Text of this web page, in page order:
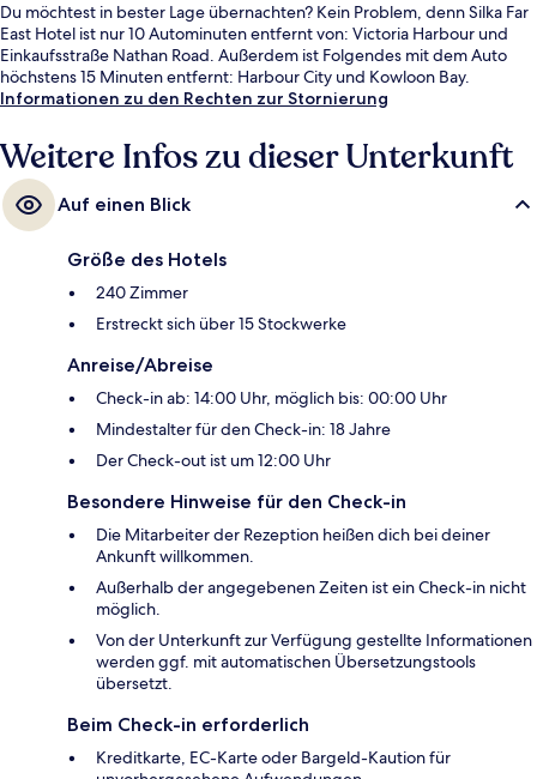
Du möchtest in bester Lage übernachten? Kein Problem, denn Silka Far
East Hotel ist nur 10 Autominuten entfernt von: Victoria Harbour und
Einkaufsstraße Nathan Road. Außerdem ist Folgendes mit dem Auto
höchstens 15 Minuten entfernt: Harbour City und Kowloon Bay.
Informationen zu den Rechten zur Stornierung
Weitere Infos zu dieser Unterkunft
Auf einen Blick
Größe des Hotels
240 Zimmer
Erstreckt sich über 15 Stockwerke
Anreise/Abreise
Check-in ab: 14:00 Uhr, möglich bis: 00:00 Uhr
Mindestalter für den Check-in: 18 Jahre
Der Check-out ist um 12:00 Uhr
Besondere Hinweise für den Check-in
Die Mitarbeiter der Rezeption heißen dich bei deiner
Ankunft willkommen.
Außerhalb der angegebenen Zeiten ist ein Check-in nicht
möglich.
Von der Unterkunft zur Verfügung gestellte Informationen
werden ggf. mit automatischen Übersetzungstools
übersetzt.
Beim Check-in erforderlich
Kreditkarte, EC-Karte oder Bargeld-Kaution für